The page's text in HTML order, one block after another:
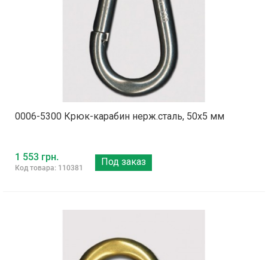
0006-5300 Крюк-карабин нерж.сталь, 50x5 мм
1 553 грн.
Код товара: 110381
Под заказ